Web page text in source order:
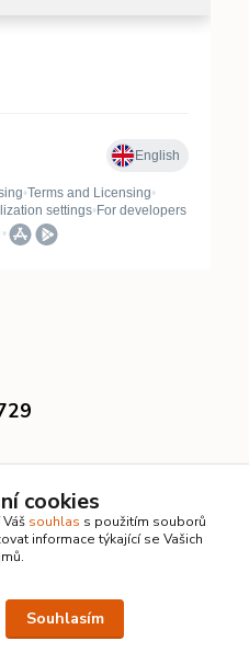
práva vyhrazena ·
cookies
souhlas s použitím souborů
informace týkající se Vašich
Souhlasím